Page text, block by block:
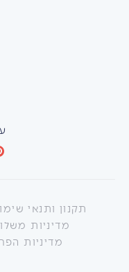
תקנון ותנאי
מדיניות
מדיניות